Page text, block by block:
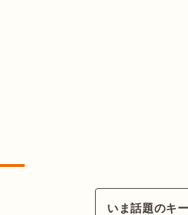
いま話題のキ